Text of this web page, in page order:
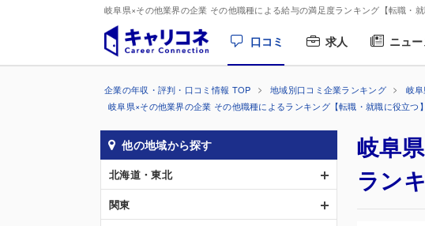
岐阜県×その他業界の企業 その他職種による給与の満足度ランキング【転職・就
口コミ 求人 ニュ
企業の年収・評判・口コミ情報 TOP 地域別口コミ企業ランキング 岐
岐阜県×その他業界の企業 その他職種によるランキング【転職・就職に役立つ】
岐阜
ラン
他の地域から探す
北海道・東北
関東